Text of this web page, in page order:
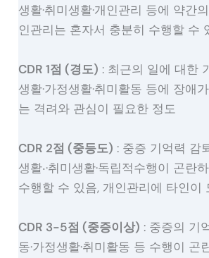
생활·취미생활·개인관리 등에 약간
인관리는 혼자서 충분히 수행할 수
CDR 1점 (경도) : 최근의 일에 대한
생활·가정생활·취미활동 등에 장애
는 격려와 관심이 필요한 정도
CDR 2점 (중등도) : 중증 기억력 감
생활‧·취미생활·독립적수행이 곤란
수행할 수 있음, 개인관리에 타인이
CDR 3-5점 (중증이상) : 중증의 기
동·가정생활·취미활동 등 수행이 곤